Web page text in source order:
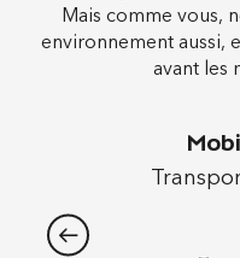
Mais comme vous,
environnement aussi,
avant les
Coxitis - la